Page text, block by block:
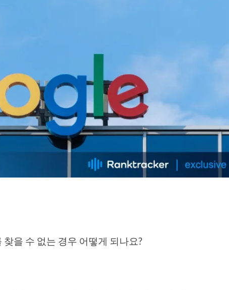
을 수 없는 경우 어떻게 되나요?